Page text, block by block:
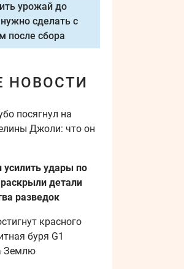
урожай до
сделать с
после сбора
НОВОСТИ
посягнул на
Джоли: что он
удары по
детали
разведок
красного
буря G1
Землю